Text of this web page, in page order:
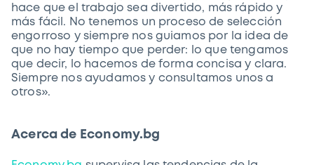
hace que el trabajo sea divertido, más rápido y
más fácil. No tenemos un proceso de selección
engorroso y siempre nos guiamos por la idea de
que no hay tiempo que perder: lo que tengamos
que decir, lo hacemos de forma concisa y clara.
Siempre nos ayudamos y consultamos unos a
otros».
Acerca de Economy.bg